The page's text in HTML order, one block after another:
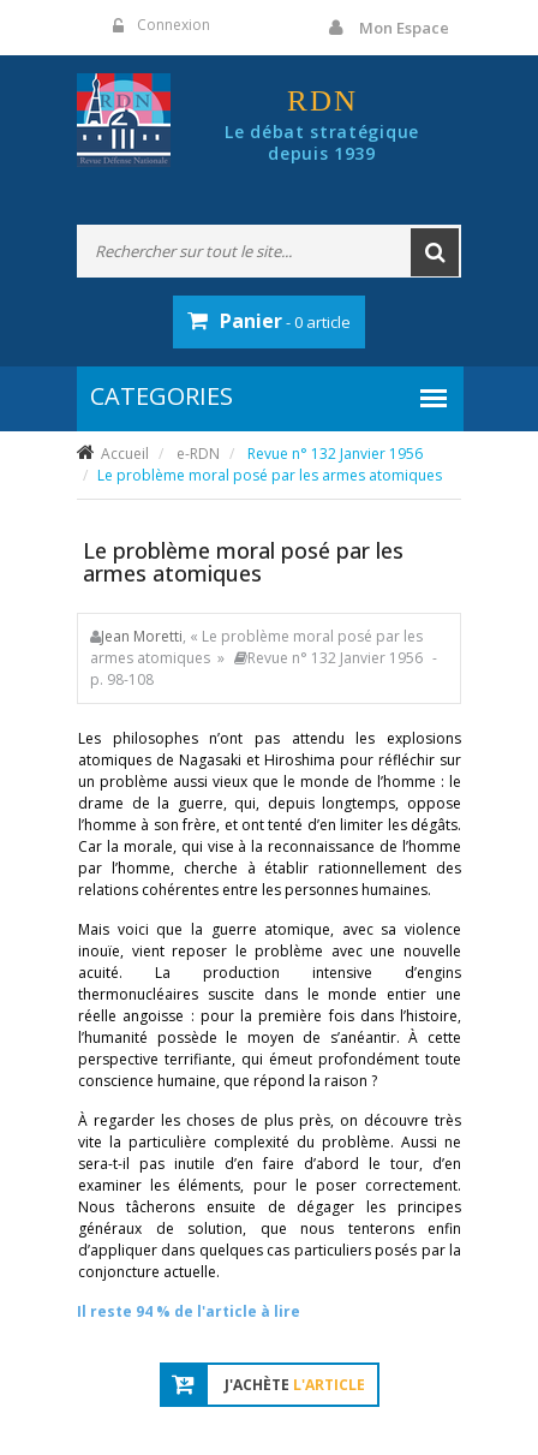
Connexion Mon Espace
RDN
Le débat stratégique
depuis 1939
Panier- 0 article
Accueil e-RDN
Revue n° 132 Janvier 1956
Le problème moral posé par les armes atomiques
Le problème moral posé par les
armes atomiques
Jean Moretti, « Le problème moral posé par les
armes atomiques »
Revue n° 132 Janvier 1956 -
p. 98-108
Les philosophes n’ont pas attendu les explosions
atomiques de Nagasaki et Hiroshima pour réfléchir sur
un problème aussi vieux que le monde de l’homme : le
drame de la guerre, qui, depuis longtemps, oppose
l’homme à son frère, et ont tenté d’en limiter les dégâts.
Car la morale, qui vise à la reconnaissance de l’homme
par l’homme, cherche à établir rationnellement des
relations cohérentes entre les personnes humaines.
Mais voici que la guerre atomique, avec sa violence
inouïe, vient reposer le problème avec une nouvelle
acuité. La production intensive d’engins
thermonucléaires suscite dans le monde entier une
réelle angoisse : pour la première fois dans l’histoire,
l’humanité possède le moyen de s’anéantir. À cette
perspective terrifiante, qui émeut profondément toute
conscience humaine, que répond la raison ?
À regarder les choses de plus près, on découvre très
vite la particulière complexité du problème. Aussi ne
sera-t-il pas inutile d’en faire d’abord le tour, d’en
examiner les éléments, pour le poser correctement.
Nous tâcherons ensuite de dégager les principes
généraux de solution, que nous tenterons enfin
d’appliquer dans quelques cas particuliers posés par la
conjoncture actuelle.
Il reste 94 % de l'article à lire
J'ACHÈTE L'ARTICLE